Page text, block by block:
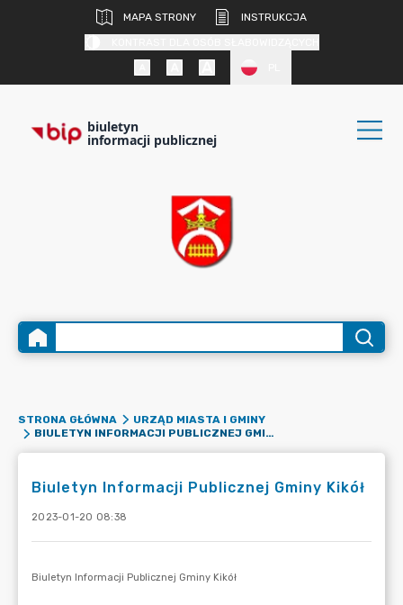
MAPA STRONY
INSTRUKCJA
biuletyn
informacji publicznej
STRONA GŁÓWNA
URZĄD MIASTA I GMINY
BIULETYN INFORMACJI PUBLICZNEJ GMINY KIKÓŁ
Biuletyn Informacji Publicznej Gminy Kikół
2023-01-20 08:38